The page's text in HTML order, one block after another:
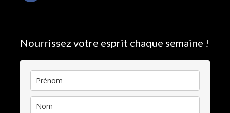
Nourrissez votre esprit chaque semaine !